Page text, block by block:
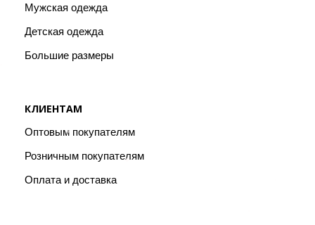
Мужская одежда
Детская одежда
Большие размеры
КЛИЕНТАМ
Оптовым покупателям
Розничным покупателям
Оплата и доставка